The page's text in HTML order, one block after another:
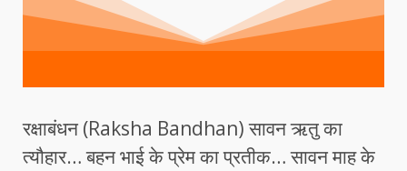
रक्षाबंधन (Raksha Bandhan) सावन ऋतु का
त्यौहार… बहन भाई के प्रेम का प्रतीक… सावन माह के